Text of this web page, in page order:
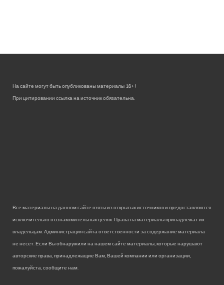
На сайте могут быть опубликованы материалы 18+!
При цитировании ссылка на источник обязательна.
Все материалы на данном сайте взяты из открытых источников и предоставляются
исключительно в ознакомительных целях. Права на материалы принадлежат их
владельцам. Администрация сайта ответственности за содержание материала
не несет. Если Вы обнаружили на нашем сайте материалы, которые нарушают
авторские права, принадлежащие Вам, Вашей компании или организации,
пожалуйста, сообщите нам.